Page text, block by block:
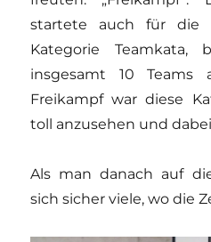
startete auch für die
Kategorie
insgesamt 10 Teams
Freikampf war diese
toll anzusehen und
Als man danach auf
sich sicher viele, wo die